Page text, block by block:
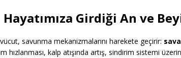
Girdiği An ve
savunma mekanizmalarını harekete geçirir:
hızlanması, kalp atışında artış, sindirim sistemi